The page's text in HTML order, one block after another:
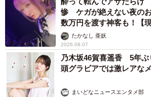
惨 ケガが絶えない夜の
数万円を渡す神客も！【
たかなし 亜妖
2026.08.07
乃木坂46賀喜遥香 5年
頭グラビアでは激レアな
まいどなニュースエンタメ部